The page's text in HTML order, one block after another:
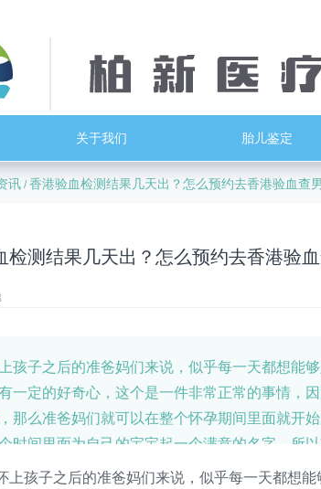
关于我们 胎儿鉴定
讯 /香港验血检测结果几天出？怎么预约去香港验血查
检测结果几天出？怎么预约去香港验
孩子之后的准爸妈们来说，似乎每一天都想能
一定的好奇心，这个是一件非常正常的事情，
那么准爸妈们就可以在整个怀孕期间里面就开
时间里面为自己的宝宝起一个满意的名字，所
那么有什么方式可以最早的而且准确的检测出宝
孩子之后的准爸妈们来说，似乎每一天都想能